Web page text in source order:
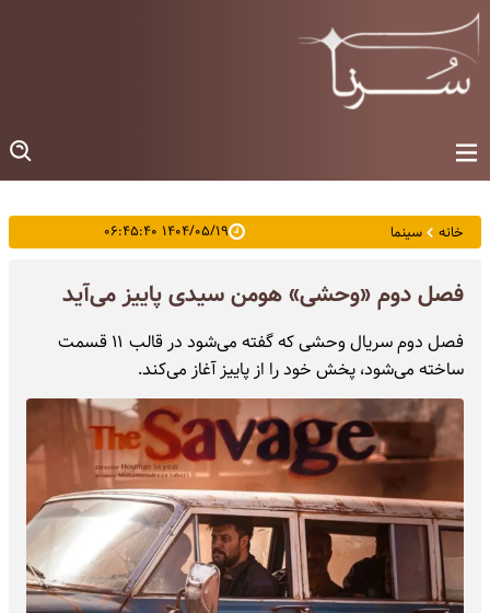
خانه سینما ۱۴۰۴/۰۵/۱۹ ۰۶:۴۵:۴۰
فصل دوم «وحشی» هومن سیدی پاییز می‌آید
فصل دوم سریال وحشی که گفته می‌شود در قالب ۱۱ قسمت
ساخته می‌شود، ‌پخش خود را از پاییز آغاز می‌کند.